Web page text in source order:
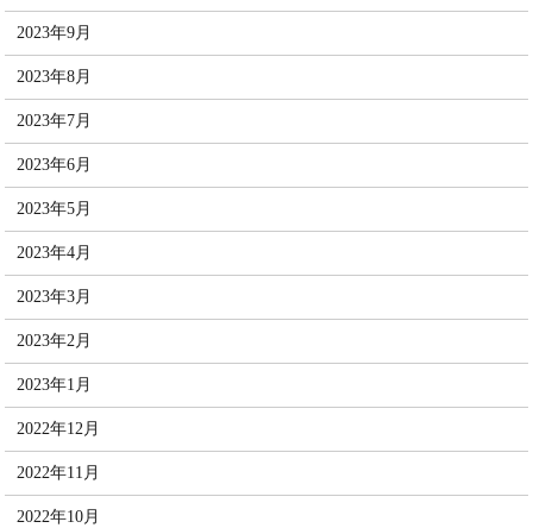
2023年9月
2023年8月
2023年7月
2023年6月
2023年5月
2023年4月
2023年3月
2023年2月
2023年1月
2022年12月
2022年11月
2022年10月